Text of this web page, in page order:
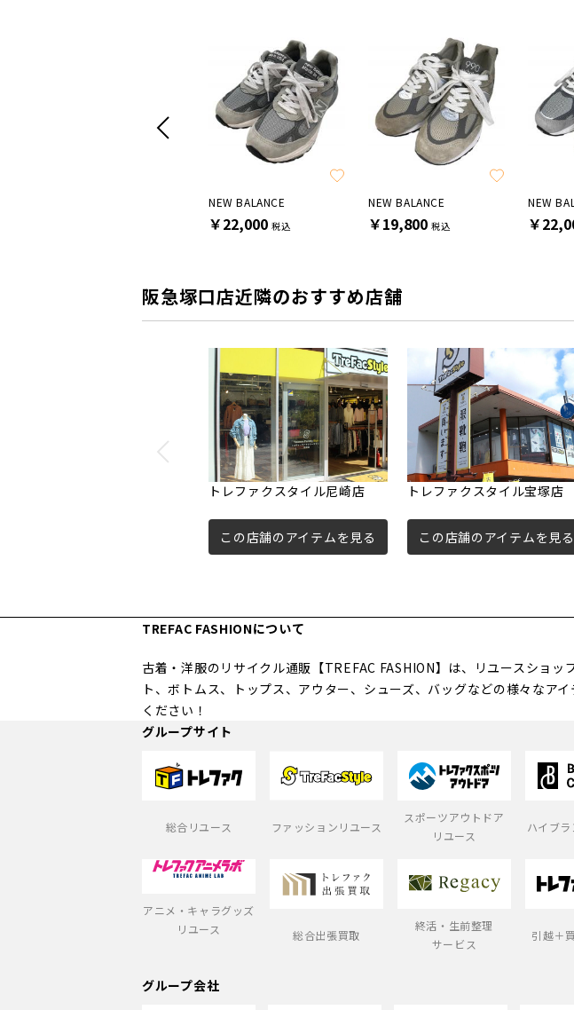
NEW BALANCE
￥22,000 税込
NEW BALANCE
￥19,800 税込
NEW
￥
阪急塚口店近隣のおすすめ店舗
トレファクスタイル尼崎店
この店舗のアイテムを見る
トレファクスタイル宝塚店
この店舗のアイテムを見る
TREFAC FASHIONについて
古着・洋服のリサイクル通販【TREFAC FASHION】は、リユースショ
ト、ボトムス、トップス、アウター、シューズ、バッグなどの様々なア
ください！
グループサイト
総合リユース ファッションリユース
スポーツアウトドア
リユース
ハイブ
アニメ・キャラグッズ
リユース
総合出張買取
終活・生前整理
サービス
引越＋
グループ会社